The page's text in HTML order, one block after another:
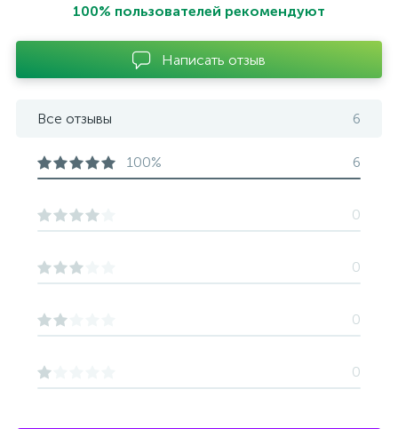
100% пользователей рекомендуют
Написать отзыв
Все отзывы 6
100% 6
0
0
0
0